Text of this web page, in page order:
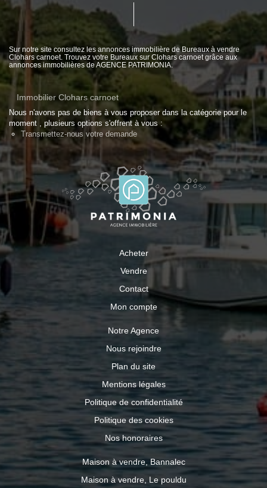
Sur notre site consultez les annonces immobilière de Bureaux à vendre
Clohars carnoet. Trouvez votre Bureaux sur Clohars carnoet grâce aux
annonces immobilières de AGENCE PATRIMONIA.
Immobilier Clohars carnoet
Nous n'avons pas de biens à vous proposer dans la catégorie pour le
moment , plusieurs options s'offrent à vous :
Transmettez-nous votre demande
Acheter
Vendre
Contact
Mon compte
Notre Agence
Nous rejoindre
Plan du site
Mentions légales
Politique de confidentialité
Politique des cookies
Nos honoraires
Maison à vendre, Bannalec
Maison à vendre, Le pouldu